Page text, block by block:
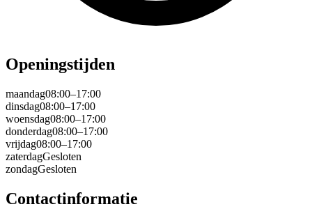
Openingstijden
maandag08:00–17:00
dinsdag08:00–17:00
woensdag08:00–17:00
donderdag08:00–17:00
vrijdag08:00–17:00
zaterdagGesloten
zondagGesloten
Contactinformatie